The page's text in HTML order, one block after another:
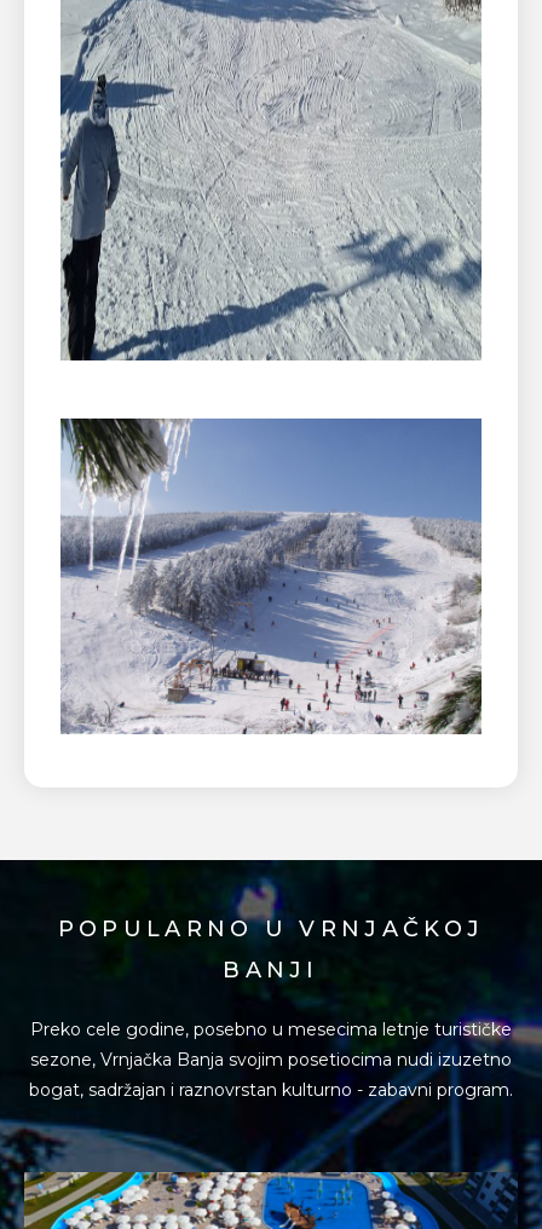
POPULARNO U VRNJAČKOJ
BANJI
Preko cele godine, posebno u mesecima letnje turističke
sezone, Vrnjačka Banja svojim posetiocima nudi izuzetno
bogat, sadržajan i raznovrstan kulturno - zabavni program.